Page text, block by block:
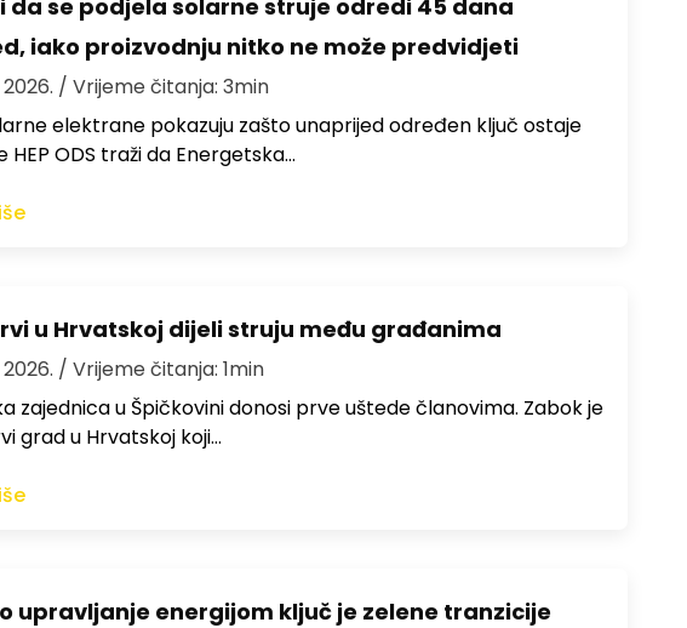
da se podjela solarne struje odredi 45 dana
iako proizvodnju nitko ne može predvidjeti
/ Vrijeme čitanja: 3min
elektrane pokazuju zašto unaprijed određen ključ ostaje
HEP ODS traži da Energetska…
u Hrvatskoj dijeli struju među građanima
/ Vrijeme čitanja: 1min
zajednica u Špičkovini donosi prve uštede članovima. Zabok je
grad u Hrvatskoj koji…
upravljanje energijom ključ je zelene tranzicije